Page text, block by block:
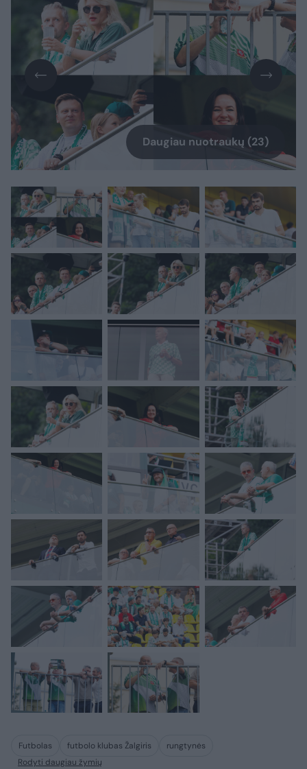
Daugiau nuotraukų (23)
Futbolas futbolo klubas Žalgiris
rungtynės
Rodyti daugiau žymių